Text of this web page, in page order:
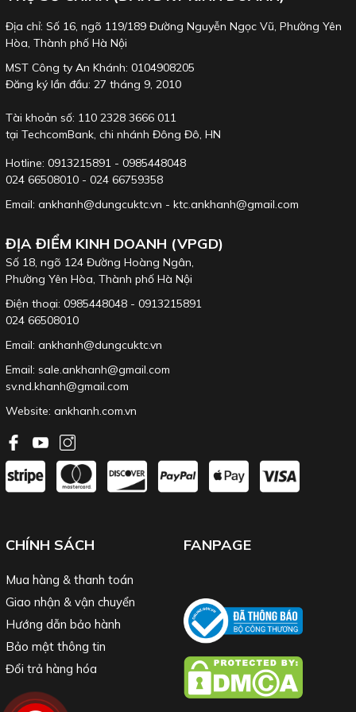
Địa chỉ: Số 16, ngõ 119/189 Đường Nguyễn Ngọc Vũ, Phường Yên
Hòa, Thành phố Hà Nội
MST Công ty An Khánh: 0104908205
Đăng ký lần đầu: 27 tháng 9, 2010
Tài khoản số: 110 2328 3666 011
tại TechcomBank, chi nhánh Đông Đô, HN
Hotline: 0913215891 - 0985448048
024 66508010 - 024 66759358
Email: ankhanh@dungcuktc.vn - ktc.ankhanh@gmail.com
ĐỊA ĐIỂM KINH DOANH (VPGD)
Số 18, ngõ 124 Đường Hoàng Ngân,
Phường Yên Hòa, Thành phố Hà Nội
Điện thoại: 0985448048 - 0913215891
024 66508010
Email: ankhanh@dungcuktc.vn
Email: sale.ankhanh@gmail.com
sv.nd.khanh@gmail.com
Website: ankhanh.com.vn
CHÍNH SÁCH
Mua hàng & thanh toán
Giao nhận & vận chuyển
Hướng dẫn bảo hành
Bảo mật thông tin
Đổi trả hàng hóa
FANPAGE